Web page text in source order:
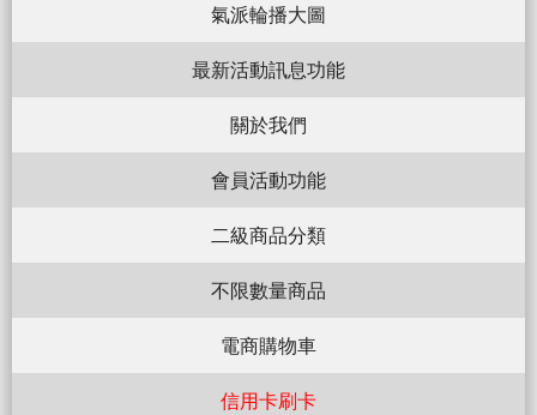
氣派輪播大圖
最新活動訊息功能
關於我們
會員活動功能
二級商品分類
不限數量商品
電商購物車
信用卡刷卡